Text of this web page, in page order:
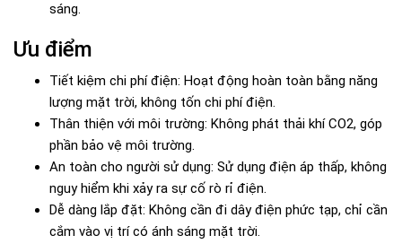
sáng.
Ưu điểm
Tiết kiệm chi phí điện: Hoạt động hoàn toàn bằng năng
lượng mặt trời, không tốn chi phí điện.
Thân thiện với môi trường: Không phát thải khí CO2, góp
phần bảo vệ môi trường.
An toàn cho người sử dụng: Sử dụng điện áp thấp, không
nguy hiểm khi xảy ra sự cố rò rỉ điện.
Dễ dàng lắp đặt: Không cần đi dây điện phức tạp, chỉ cần
cắm vào vị trí có ánh sáng mặt trời.